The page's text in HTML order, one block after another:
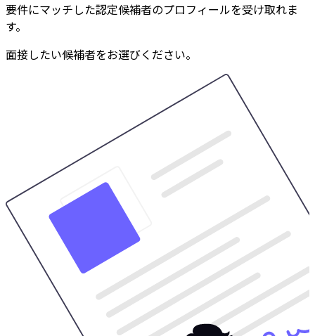
要件にマッチした認定候補者のプロフィールを受け取れま
す。
面接したい候補者をお選びください。